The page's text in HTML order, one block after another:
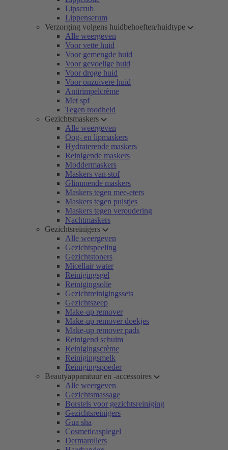
Lipscrub
Lippenserum
Verzorging volgens huidbehoeften/huidtype
Alle weergeven
Voor vette huid
Voor gemengde huid
Voor gevoelige huid
Voor droge huid
Voor onzuivere huid
Antirimpelcrème
Met spf
Tegen roodheid
Gezichtsmaskers
Alle weergeven
Oog- en lipmaskers
Hydraterende maskers
Reinigende maskers
Moddermaskers
Maskers van stof
Glimmende maskers
Maskers tegen mee-eters
Maskers tegen puistjes
Maskers tegen veroudering
Nachtmaskers
Gezichtsreinigers
Alle weergeven
Gezichtspeeling
Gezichtstoners
Micellair water
Reinigingsgel
Reinigingsolie
Gezichtreinigingssets
Gezichtszeep
Make-up remover
Make-up remover doekjes
Make-up remover pads
Reinigend schuim
Reinigingscrème
Reinigingsmelk
Reinigingspoeder
Beautyapparatuur en -accessoires
Alle weergeven
Gezichtsmassage
Borstels voor gezichtsreiniging
Gezichtsreinigers
Gua sha
Cosmeticaspiegel
Dermarollers